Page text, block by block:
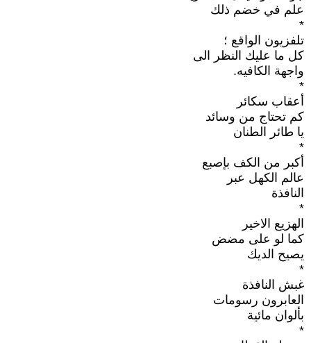
علم في خضم ذلك
*
تلفزيون الواقع ؛
كل ما عليك النظر الى
واجهة الكافيه.
*
أعقاب سكائر
كم تحتاج من وسائد
يا طائر الطنان
*
أكبر من الكف بإصبع
عالم الكهل عبر
النافذة
*
الهزيع الاخير
كما لو على مضض
يصيح الديك
*
غبش النافذة
العابرون رسومات
بألوان مائية
*